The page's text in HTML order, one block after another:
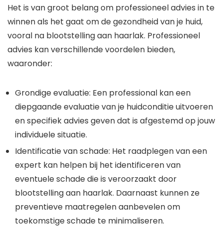
Het is van groot belang om professioneel advies in te
winnen als het gaat om de gezondheid van je huid,
vooral na blootstelling aan haarlak. Professioneel
advies kan verschillende voordelen bieden,
waaronder:
Grondige evaluatie: Een professional kan een
diepgaande evaluatie van je huidconditie uitvoeren
en specifiek advies geven dat is afgestemd op jouw
individuele situatie.
Identificatie van schade: Het raadplegen van een
expert kan helpen bij het identificeren van
eventuele schade die is veroorzaakt door
blootstelling aan haarlak. Daarnaast kunnen ze
preventieve maatregelen aanbevelen om
toekomstige schade te minimaliseren.